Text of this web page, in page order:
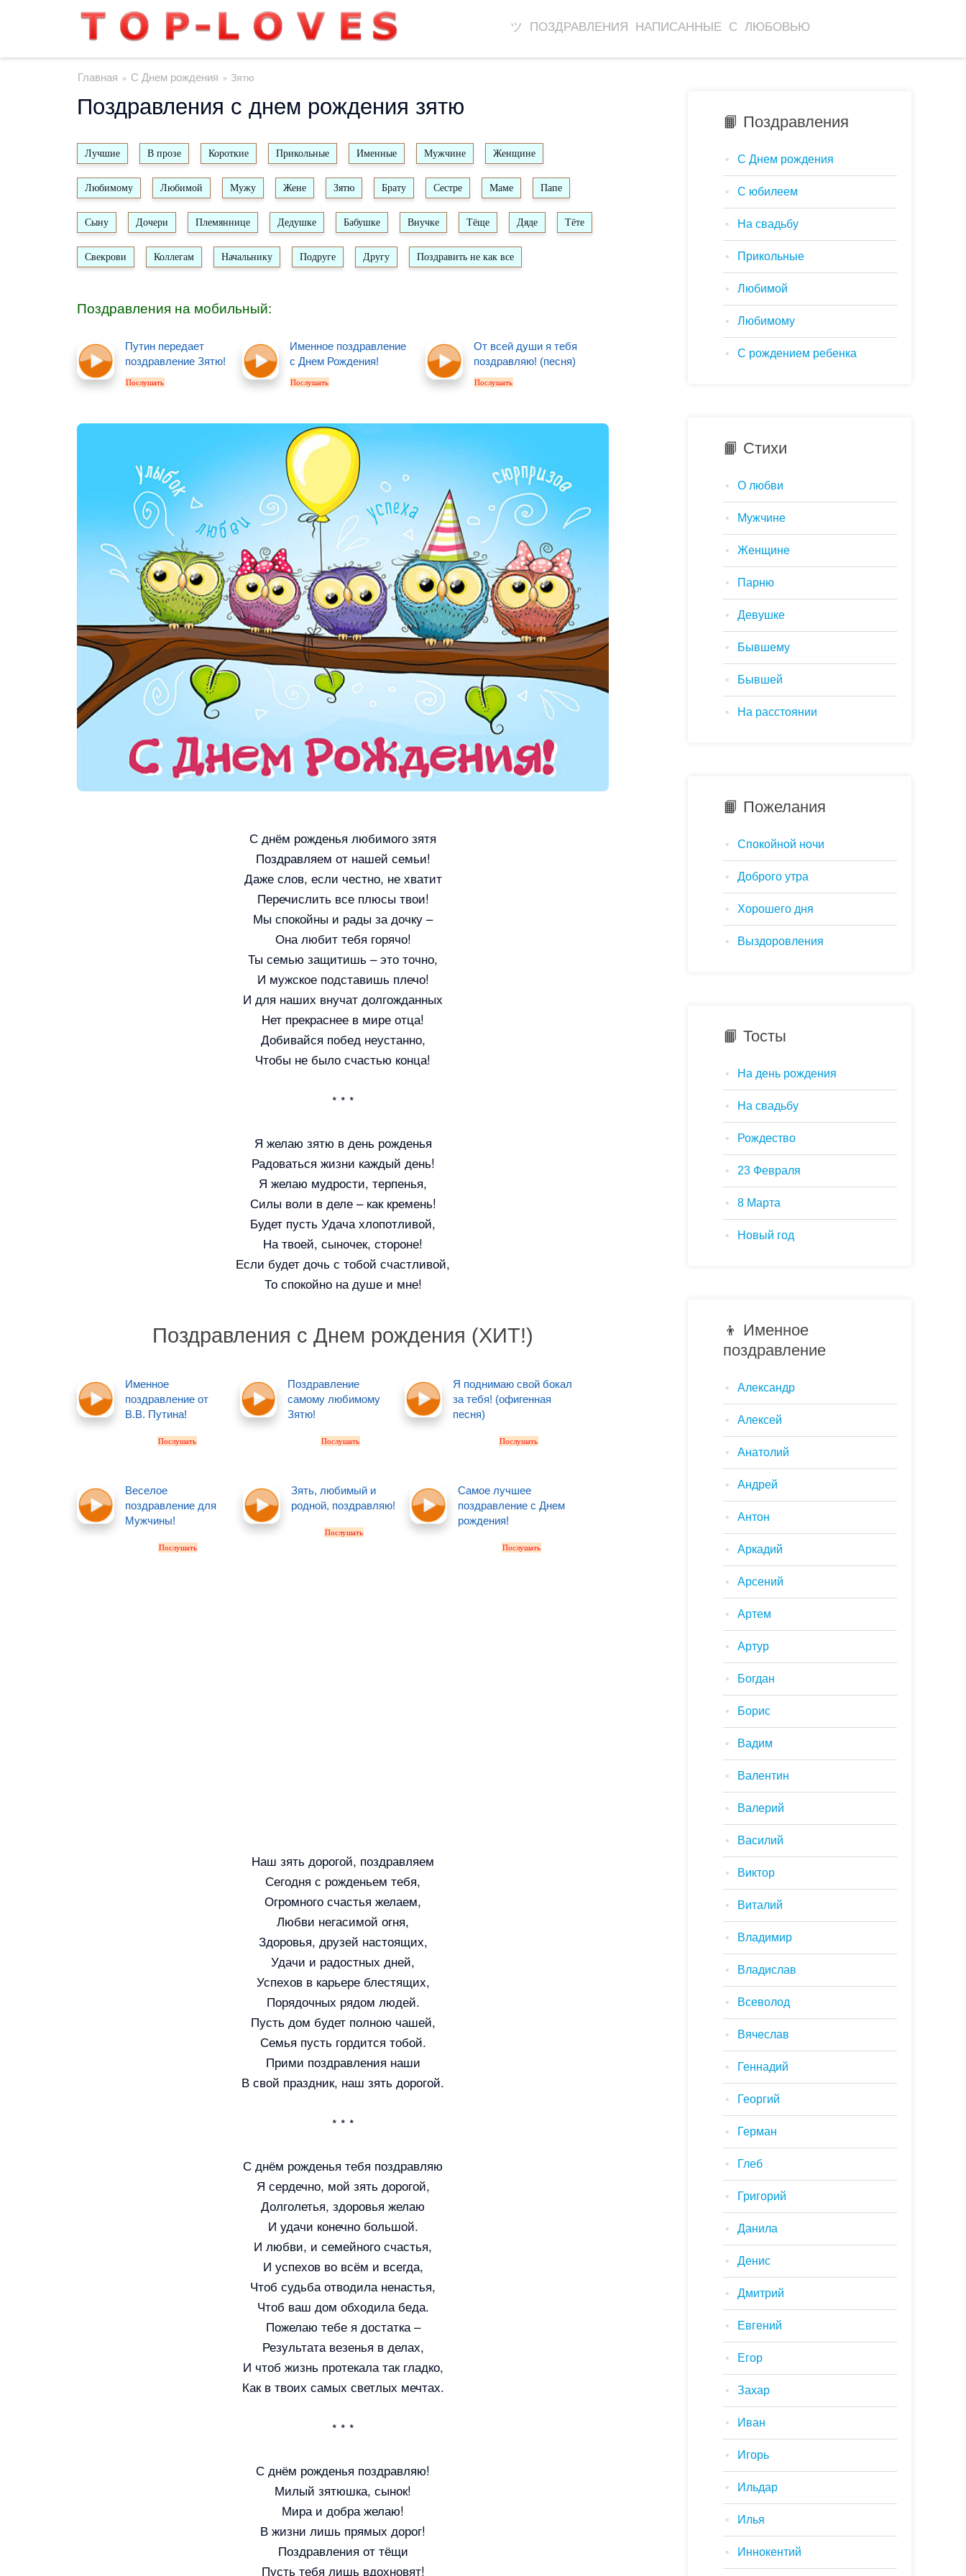
ツ ПОЗДРАВЛЕНИЯ НАПИСАННЫЕ С ЛЮБОВЬЮ
Главная » С Днем рождения » Зятю
Поздравления с днем рождения зятю
Лучшие В прозе Короткие Прикольные Именные Мужчине Женщине
Любимому Любимой Мужу Жене Зятю Брату Сестре Маме Папе
Сыну Дочери Племяннице Дедушке Бабушке Внучке Тёще Дяде Тёте
Свекрови Коллегам Начальнику Подруге Другу Поздравить не как все
Поздравления на мобильный:
Путин передает
поздравление Зятю!
Послушать
Именное поздравление
с Днем Рождения!
Послушать
От всей души я тебя
поздравляю! (песня)
Послушать
С днём рожденья любимого зятя
Поздравляем от нашей семьи!
Даже слов, если честно, не хватит
Перечислить все плюсы твои!
Мы спокойны и рады за дочку –
Она любит тебя горячо!
Ты семью защитишь – это точно,
И мужское подставишь плечо!
И для наших внучат долгожданных
Нет прекраснее в мире отца!
Добивайся побед неустанно,
Чтобы не было счастью конца!
* * *
Я желаю зятю в день рожденья
Радоваться жизни каждый день!
Я желаю мудрости, терпенья,
Силы воли в деле – как кремень!
Будет пусть Удача хлопотливой,
На твоей, сыночек, стороне!
Если будет дочь с тобой счастливой,
То спокойно на душе и мне!
Поздравления с Днем рождения (ХИТ!)
Именное
поздравление от
В.В. Путина!
Послушать
Поздравление
самому любимому
Зятю!
Послушать
Я поднимаю свой бокал
за тебя! (офигенная
песня)
Послушать
Веселое
поздравление для
Мужчины!
Послушать
Зять, любимый и
родной, поздравляю!
Послушать
Самое лучшее
поздравление с Днем
рождения!
Послушать
Наш зять дорогой, поздравляем
Сегодня с рожденьем тебя,
Огромного счастья желаем,
Любви негасимой огня,
Здоровья, друзей настоящих,
Удачи и радостных дней,
Успехов в карьере блестящих,
Порядочных рядом людей.
Пусть дом будет полною чашей,
Семья пусть гордится тобой.
Прими поздравления наши
В свой праздник, наш зять дорогой.
* * *
С днём рожденья тебя поздравляю
Я сердечно, мой зять дорогой,
Долголетья, здоровья желаю
И удачи конечно большой.
И любви, и семейного счастья,
И успехов во всём и всегда,
Чтоб судьба отводила ненастья,
Чтоб ваш дом обходила беда.
Пожелаю тебе я достатка –
Результата везенья в делах,
И чтоб жизнь протекала так гладко,
Как в твоих самых светлых мечтах.
* * *
С днём рожденья поздравляю!
Милый зятюшка, сынок!
Мира и добра желаю!
В жизни лишь прямых дорог!
Поздравления от тёщи
Пусть тебя лишь вдохновят!
📙 Поздравления
С Днем рождения
С юбилеем
На свадьбу
Прикольные
Любимой
Любимому
С рождением ребенка
📙 Стихи
О любви
Мужчине
Женщине
Парню
Девушке
Бывшему
Бывшей
На расстоянии
📙 Пожелания
Спокойной ночи
Доброго утра
Хорошего дня
Выздоровления
📙 Тосты
На день рождения
На свадьбу
Рождество
23 Февраля
8 Марта
Новый год
👦 Именное
поздравление
Александр
Алексей
Анатолий
Андрей
Антон
Аркадий
Арсений
Артем
Артур
Богдан
Борис
Вадим
Валентин
Валерий
Василий
Виктор
Виталий
Владимир
Владислав
Всеволод
Вячеслав
Геннадий
Георгий
Герман
Глеб
Григорий
Данила
Денис
Дмитрий
Евгений
Егор
Захар
Иван
Игорь
Ильдар
Илья
Иннокентий